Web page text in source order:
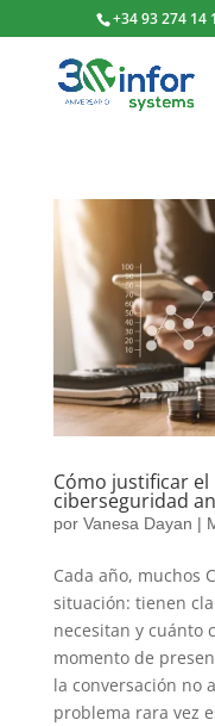
+34 93 274 14
Cómo justificar
ciberseguridad
por Vanesa Dayan |
Cada año, muchos
situación: tienen
necesitan y cuánto
momento de
la conversación no
problema rara vez